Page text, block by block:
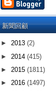
新聞回顧
► 2013 (2)
► 2014 (415)
► 2015 (1811)
► 2016 (1497)